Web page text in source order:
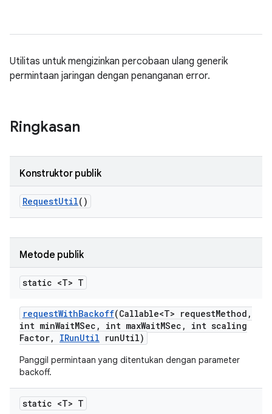
Utilitas untuk mengizinkan percobaan ulang generik
permintaan jaringan dengan penanganan error.
Ringkasan
Konstruktor publik
RequestUtil()
Metode publik
static <T> T
requestWithBackoff(Callable<T> requestMethod ,
int minWaitMSec , int maxWaitMSec ,
int scaling
Factor, IRunUtil runUtil)
Panggil permintaan yang ditentukan dengan parameter
backoff.
static <T> T